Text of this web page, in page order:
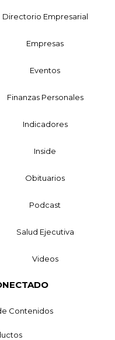
Directorio Empresarial
Empresas
Eventos
Finanzas Personales
Indicadores
Inside
Obituarios
Podcast
Salud Ejecutiva
Videos
Contenidos